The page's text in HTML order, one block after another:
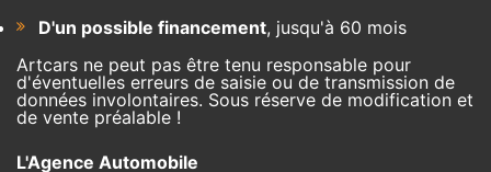
D'un possible financement, jusqu'à 60 mois
Artcars ne peut pas être tenu responsable pour
d'éventuelles erreurs de saisie ou de transmission de
données involontaires. Sous réserve de modification et
de vente préalable !
L'Agence Automobile